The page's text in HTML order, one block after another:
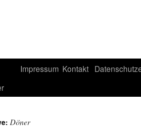
Impressum Kontakt
Döner